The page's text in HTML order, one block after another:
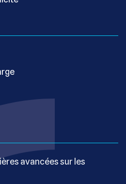
avancées sur les